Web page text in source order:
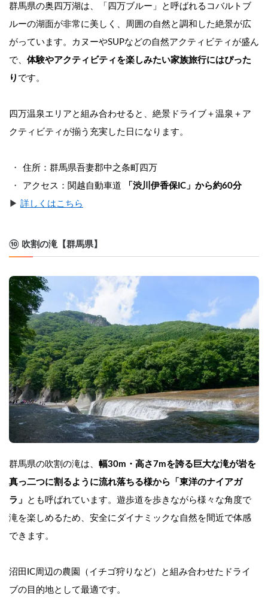
群馬県の奥四万湖は、「四万ブルー」と呼ばれるコバルトブ
ルーの湖面が非常に美しく、周囲の自然と調和した絶景が広
がっています。カヌーやSUPなどの自然アクティビティが盛ん
で、 体験やアクティビティを楽しみたい家族旅行にはぴった
り です。
四万温泉エリアと組み合わせると、絶景ドライブ＋温泉＋ア
クティビティが揃う充実した日になります。
住所：群馬県吾妻郡中之条町四万
アクセス：関越自動車道
「渋川伊香保IC」から約60分
▶︎ 詳しくはこちら
⑩ 吹割の滝【群馬県】
群馬県の吹割の滝は、 幅30m・高さ7mを誇る巨大な滝が岩を
真っ二つに割るように流れ落ちる様から「東洋のナイアガ
ラ」
とも呼ばれています。遊歩道を歩きながら様々な角度で
滝を楽しめるため、安全にダイナミックな自然を間近で体感
できます。
沼田IC周辺の農園（イチゴ狩りなど）と組み合わせたドライ
ブの目的地として最適です。